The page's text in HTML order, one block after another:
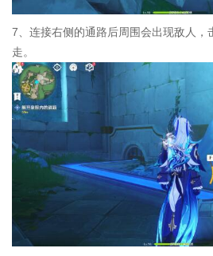
7、连接右侧的通路后周围会出现敌人，
走。